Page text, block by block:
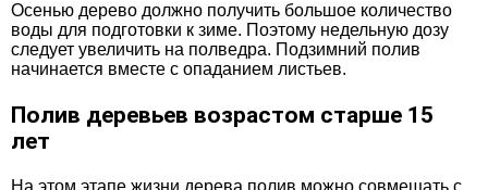
Осенью дерево должно получить большое количество
воды для подготовки к зиме. Поэтому недельную дозу
следует увеличить на полведра. Подзимний полив
начинается вместе с опаданием листьев.
Полив деревьев возрастом старше 15
лет
На этом этапе жизни дерева полив можно совмещать с